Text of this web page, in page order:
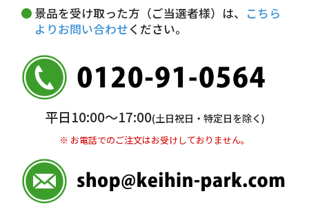
銀行振込(前払い)
普通 7263489
＜口座名＞ カ）ディースタイル
※ 振込み手数料お客様ご負担。
景品を受け取った方（ご当選者様）は、 こちら
よりお問い合わせください。
平日10:00〜17:00(土日祝日・特定日を除く)
※ お電話でのご注文はお受けしておりません。